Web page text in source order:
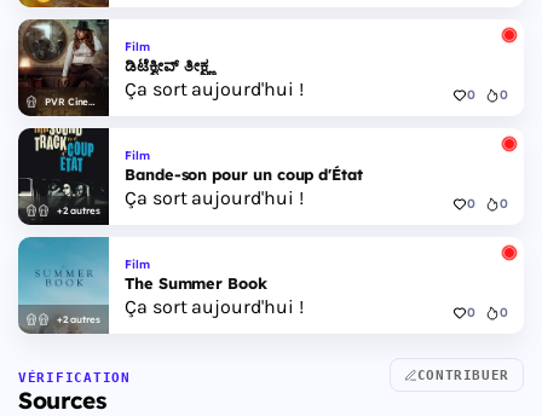
PVR Cinemas
Film
ಡಿಟೆಕ್ವೀವ್ ತೀಕ್ಷ್ಣ
Ça sort aujourd'hui ! 0 0
+2 autres
Film
Bande-son pour un coup d'État
Ça sort aujourd'hui ! 0 0
+2 autres
Film
The Summer Book
Ça sort aujourd'hui ! 0 0
VÉRIFICATION
Sources
CONTRIBUER